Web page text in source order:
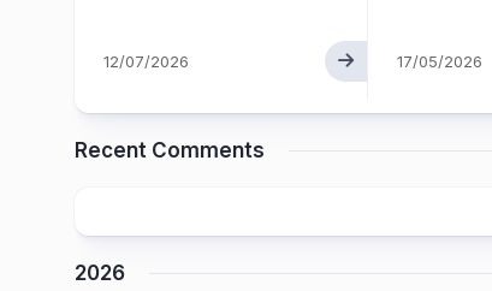
12/07/2026 17/05/2026
Recent Comments
2026